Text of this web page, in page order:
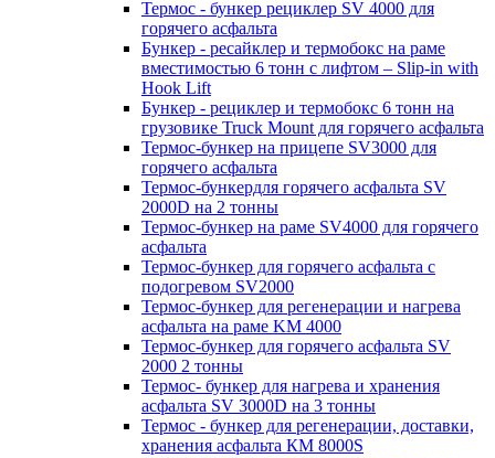
Термос - бункер рециклер SV 4000 для
горячего асфальта
Бункер - ресайклер и термобокс на раме
вместимостью 6 тонн с лифтом – Slip-in with
Hook Lift
Бункер - рециклер и термобокс 6 тонн на
грузовике Truck Mount для горячего асфальта
Термос-бункер на прицепе SV3000 для
горячего асфальта
Термос-бункердля горячего асфальта SV
2000D на 2 тонны
Термос-бункер на раме SV4000 для горячего
асфальта
Термос-бункер для горячего асфальта с
подогревом SV2000
Термос-бункер для регенерации и нагрева
асфальта на раме KM 4000
Термос-бункер для горячего асфальта SV
2000 2 тонны
Термос- бункер для нагрева и хранения
асфальта SV 3000D на 3 тонны
Термос - бункер для регенерации, доставки,
хранения асфальта КМ 8000S